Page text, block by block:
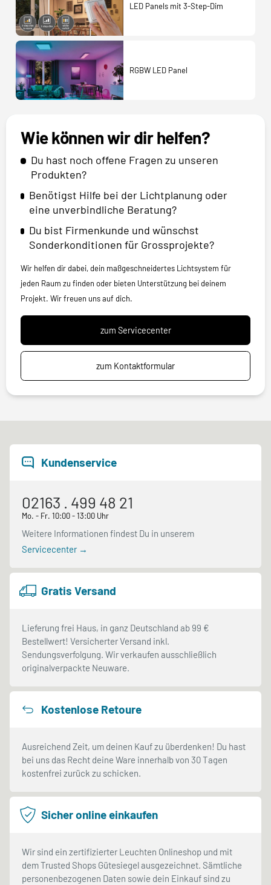
LED Panels mit 3-Step-Dim
RGBW LED Panel
Wie können wir dir helfen?
Du hast noch offene Fragen zu unseren
Produkten?
Benötigst Hilfe bei der Lichtplanung oder
eine unverbindliche Beratung?
Du bist Firmenkunde und wünschst
Sonderkonditionen für Grossprojekte?
Wir helfen dir dabei, dein maßgeschneidertes Lichtsystem für
jeden Raum zu finden oder bieten Unterstützung bei deinem
Projekt. Wir freuen uns auf dich.
zum Servicecenter
zum Kontaktformular
Kundenservice
02163 . 499 48 21
Mo. - Fr. 10:00 - 13:00 Uhr
Weitere Informationen findest Du in unserem
Servicecenter →
Gratis Versand
Lieferung frei Haus, in ganz Deutschland ab 99 €
Bestellwert! Versicherter Versand inkl.
Sendungsverfolgung. Wir verkaufen ausschließlich
originalverpackte Neuware.
Kostenlose Retoure
Ausreichend Zeit, um deinen Kauf zu überdenken! Du hast
bei uns das Recht deine Ware innerhalb von 30 Tagen
kostenfrei zurück zu schicken.
Sicher online einkaufen
Wir sind ein zertifizierter Leuchten Onlineshop und mit
dem Trusted Shops Gütesiegel ausgezeichnet. Sämtliche
personenbezogenen Daten sowie dein Einkauf sind zu